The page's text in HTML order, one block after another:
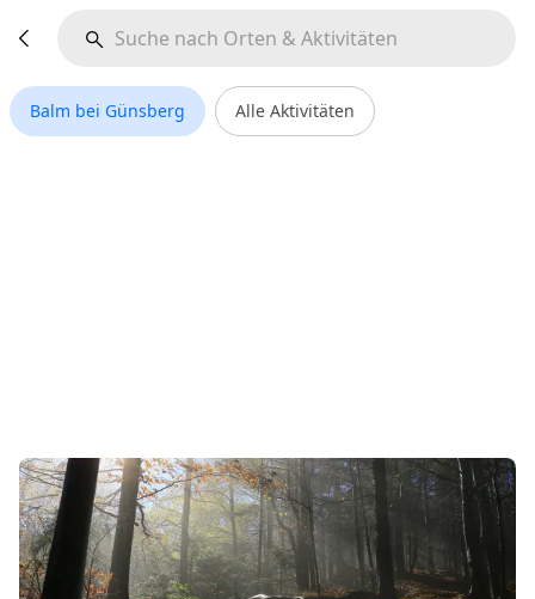
Balm bei Günsberg Alle Aktivitäten